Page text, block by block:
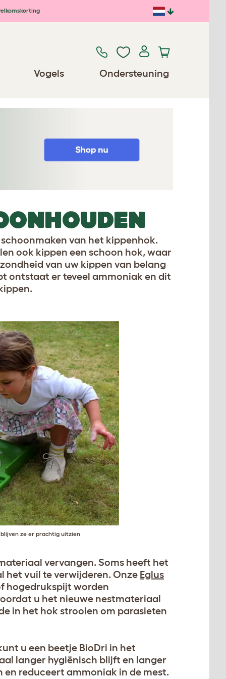
Vogels Ondersteuning
van het kippenhok.
ook kippen een schoon hok, waar
van uw kippen van belang
ontstaat er teveel ammoniak en dit
ze er prachtig uitzien
vervangen. Soms heeft het
het vuil te verwijderen. Onze Eglus
hogedrukspijt worden
u het nieuwe nestmateriaal
in het hok strooien om parasieten
u een beetje BioDri in het
langer hygiënisch blijft en langer
reduceert ammoniak in de mest.